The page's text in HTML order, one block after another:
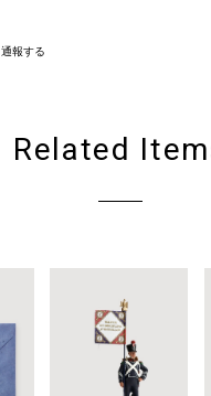
通報する
Related